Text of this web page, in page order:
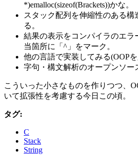
*)emalloc(sizeof(Brackets))かな。
スタック配列を伸縮性のある構
る。
結果の表示をコンパイラのエラ
当箇所に「^」をマーク。
他の言語で実装してみる(OOPを
字句・構文解析のオープンソー
こういった小さなものを作りつつ、
いて拡張性を考慮する今日この頃。
タグ:
C
Stack
String